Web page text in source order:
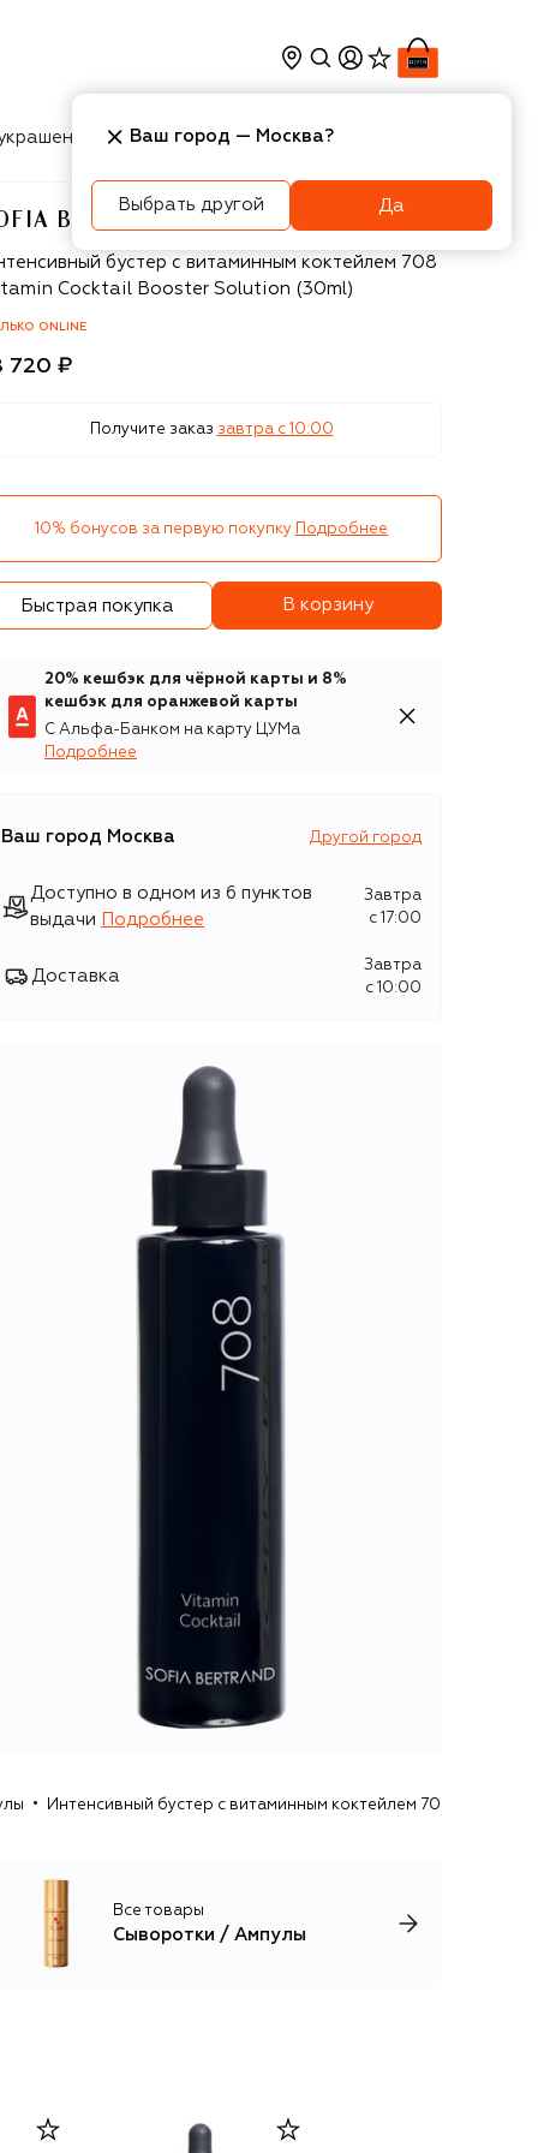
Косметика Интерьер
BERTRAND
Bertrandбустер с витаминным коктейлем 708
Cocktail Booster Solution (30ml)
ONLINE
720 ₽
Получите заказ завтра c 10:00
10% бонусов за первую покупку Подробнее
Быстрая покупка В корзину
20% кешбэк для чёрной карты и 8%
кешбэк для оранжевой карты
С Альфа-Банком на карту ЦУМа
Подробнее
Ваш город Москва Другой город
Доступно в одном из 6 пунктов
выдачи
Подробнее
Завтра
c 17:00
Доставка
Завтра
c 10:00
Интенсивный бустер с витаминным коктейлем 708 Vitamin
Все товары
Сыворотки / Ампулы
Ваш город — Москва?
Выбрать другой Да